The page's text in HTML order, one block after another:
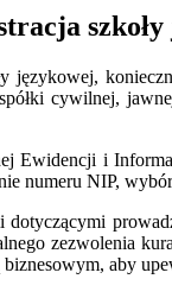
językowej,
cywilnej,
Ewidencji i
numeru NIP,
zezwolenia
aby